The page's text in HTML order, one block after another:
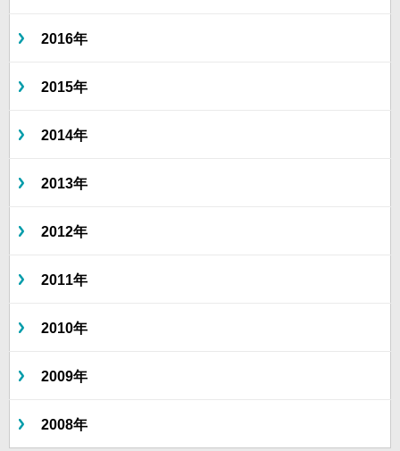
2016年
2015年
2014年
2013年
2012年
2011年
2010年
2009年
2008年